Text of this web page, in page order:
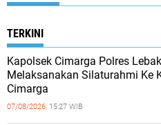
TERKINI
Kapolsek Cimarga Polres Lebak
Melaksanakan Silaturahmi Ke
Cimarga
07/08/2026, 15:27 WIB